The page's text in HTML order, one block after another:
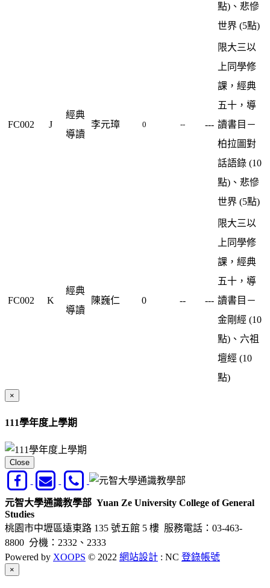
點)、悲慘
世界 (5點)
FC002 J
經典
導讀
李元璋 0 -- ---
限大三以
上同學修
課，經典
五十，導
讀書目－
柏拉圖對
話語錄 (10
點)、悲慘
世界 (5點)
FC002 K
經典
導讀
陳巍仁 0 -- ---
限大三以
上同學修
課，經典
五十，導
讀書目－
金剛經 (10
點)、 六祖
壇經 (10
點)
×
111學年度上學期
Close
元智大學通識教學部 Yuan Ze University College of General
Studies
桃園市中壢區遠東路 135 號五館 5 樓 服務電話：03-463-
8800 分機：2332、2333
Powered by XOOPS © 2022 網站設計 : NC 登錄帳號
×